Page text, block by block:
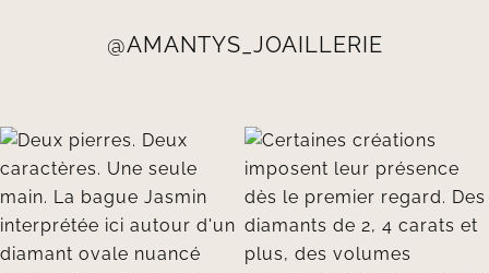
@AMANTYS_JOAILLERIE